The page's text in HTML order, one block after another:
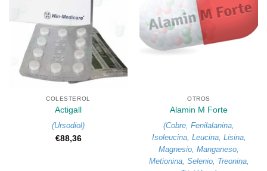
COLESTEROL
Actigall
(Ursodiol)
€88,36
OTROS
Alamin M Forte
(Cobre, Fenilalanina,
Isoleucina, Leucina, Lisina,
Magnesio, Manganeso,
Metionina, Selenio, Treonina,